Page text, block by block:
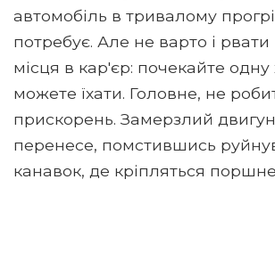
автомобіль в тривалому
потребує. Але не варто і рвати
місця в кар'єр: почекайте одну
можете їхати. Головне, не
прискорень. Замерзлий
перенесе, помстившись
канавок, де кріпляться